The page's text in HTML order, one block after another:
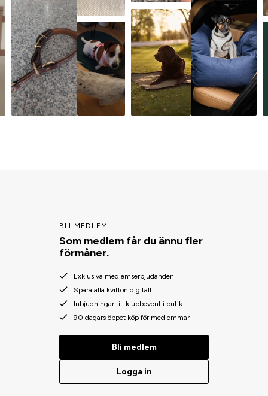
BLI MEDLEM
Som medlem får du ännu fler
förmåner.
Exklusiva medlemserbjudanden
Spara alla kvitton digitalt
Inbjudningar till klubbevent i butik
90 dagars öppet köp för medlemmar
Bli medlem
Logga in